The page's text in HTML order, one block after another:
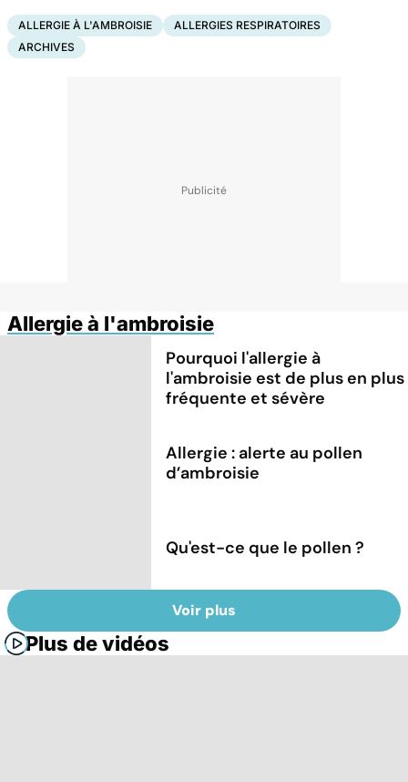
ALLERGIE À L'AMBROISIE
ALLERGIES RESPIRATOIRES
ARCHIVES
Allergie à l'ambroisie
Pourquoi l'allergie à
l'ambroisie est de plus en plus
fréquente et sévère
Allergie : alerte au pollen
d’ambroisie
Qu'est-ce que le pollen ?
Voir plus
Plus de vidéos